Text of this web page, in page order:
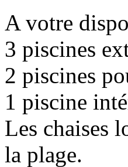
A votre
3 piscines
2 piscines
1 piscine
Les chaises
la plage.